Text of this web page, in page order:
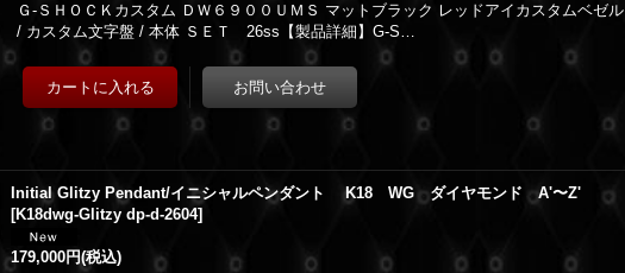
Ｇ-ＳＨＯＣＫカスタム ＤＷ６９００ＵＭＳ マットブラック レッドアイカスタムベゼル
/ カスタム文字盤 / 本体 ＳＥＴ 26ss【製品詳細】G-S…
Initial Glitzy Pendant/イニシャルペンダント K18 WG ダイヤモンド A'〜Z'
[K18dwg-Glitzy dp-d-2604]
179,000円(税込)